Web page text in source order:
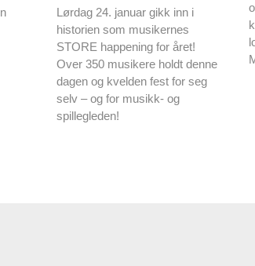
Lørdag 24. januar gikk inn i
historien som musikernes
STORE happening for året!
Over 350 musikere holdt denne
dagen og kvelden fest for seg
selv – og for musikk- og
spillegleden!